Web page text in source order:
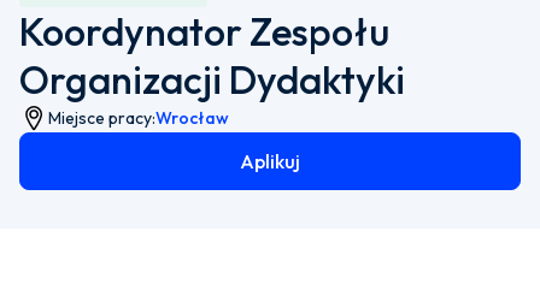
Koordynator Zespołu
Organizacji Dydaktyki
Miejsce pracy:Wrocław
Aplikuj